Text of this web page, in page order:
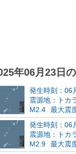
年06月23日
発生時刻：06
震源地：トカ
M2.4
最大震
発生時刻：06
震源地：トカ
M2.9
最大震